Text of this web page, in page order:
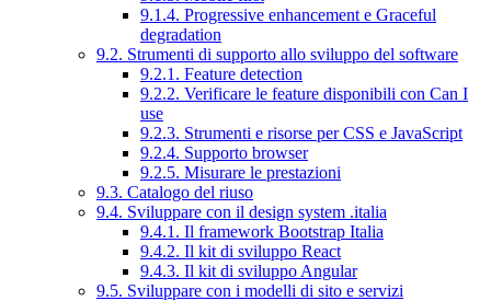
9.1.4. Progressive enhancement e Graceful
degradation
9.2. Strumenti di supporto allo sviluppo del software
9.2.1. Feature detection
9.2.2. Verificare le feature disponibili con Can I
use
9.2.3. Strumenti e risorse per CSS e JavaScript
9.2.4. Supporto browser
9.2.5. Misurare le prestazioni
9.3. Catalogo del riuso
9.4. Sviluppare con il design system .italia
9.4.1. Il framework Bootstrap Italia
9.4.2. Il kit di sviluppo React
9.4.3. Il kit di sviluppo Angular
9.5. Sviluppare con i modelli di sito e servizi